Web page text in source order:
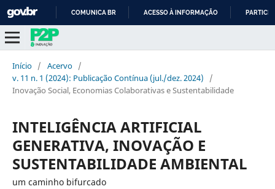
COMUNICA BR ACESSO À INFORMAÇÃO
Início / Acervo /
v. 11 n. 1 (2024): Publicação Contínua (jul./dez. 2024)
/
Inovação Social, Economias Colaborativas e Sustentabilidade
INTELIGÊNCIA ARTIFICIAL
GENERATIVA, INOVAÇÃO E
SUSTENTABILIDADE AMBIENTAL
um caminho bifurcado